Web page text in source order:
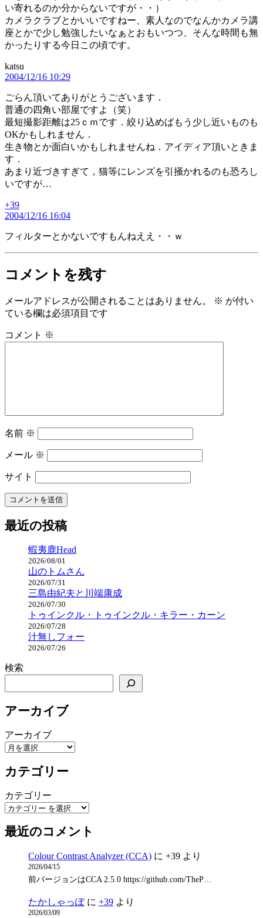
い寄れるのか分からないですが・・）
カメラクラブとかいいですねー、素人なのでなんかカメラ講
座とかで少し勉強したいなぁとおもいつつ、そんな時間も無
かったりする今日この頃です。
katsu
発
2004/12/16 10:29
ごらん頂いてありがとうございます．
普通の四角い部屋ですよ（笑）
最短撮影距離は25ｃｍです．絞り込めばもう少し近いものも
OKかもしれません．
生き物とか面白いかもしれませんね．アイディア頂いときま
す．
あまり近づきすぎて，猫等にレンズを引掻かれるのも恐ろし
いですが…
+39の
発
2004/12/16 16:04
フィルターとかないですもんねええ・・ｗ
コメントを残す
メールアドレスが公開されることはありません。 ※ が付い
ている欄は必須項目です
コメント ※
名前 ※
メール ※
サイト
最近の投稿
蝦夷鹿Head
2026/08/01
山のトムさん
2026/07/31
三島由紀夫と川端康成
2026/07/30
トゥインクル・トゥインクル・キラー・カーン
2026/07/28
汁無しフォー
2026/07/26
検索
アーカイブ
アーカイブ
カテゴリー
カテゴリー
最近のコメント
Colour Contrast Analyzer (CCA) に +39 より
2026/04/15
前バージョンはCCA 2.5.0 https://github.com/TheP…
たかしゃっぽに +39 より
2026/03/09